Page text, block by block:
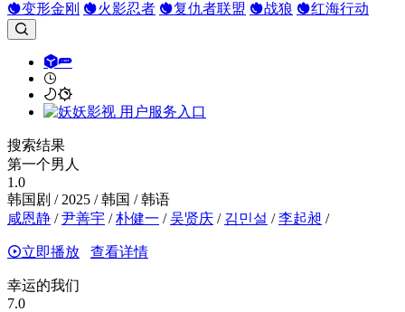
变形金刚
火影忍者 复仇者联盟 战狼 红海行动
搜索结果
第一个男人
1.0
韩国剧 / 2025 / 韩国 / 韩语
咸恩静 /尹善宇 /朴健一 /吴贤庆 / 김민설 /李起昶 /
立即播放 查看详情
幸运的我们
7.0